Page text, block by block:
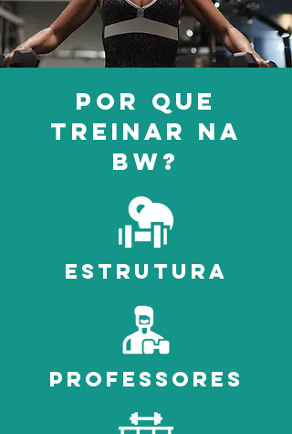
Por que
treinar na
BW?
estrutura
professores